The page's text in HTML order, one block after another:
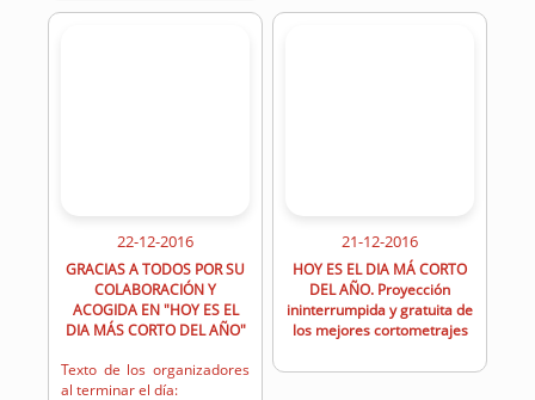
22-12-2016
GRACIAS A TODOS POR SU
COLABORACIÓN Y
ACOGIDA EN "HOY ES EL
DIA MÁS CORTO DEL AÑO"
Texto de los organizadores
al terminar el día:
21-12-2016
HOY ES EL DIA MÁ CORTO
DEL AÑO. Proyección
ininterrumpida y gratuita de
los mejores cortometrajes